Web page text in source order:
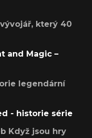
který 40
and Magic –
legendární
- historie série
Když jsou hry